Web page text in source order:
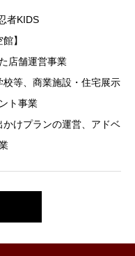
者KIDS
】
店舗運営事業
校等、商業施設・住宅展示
ト事業
かけプランの運営、アドベ